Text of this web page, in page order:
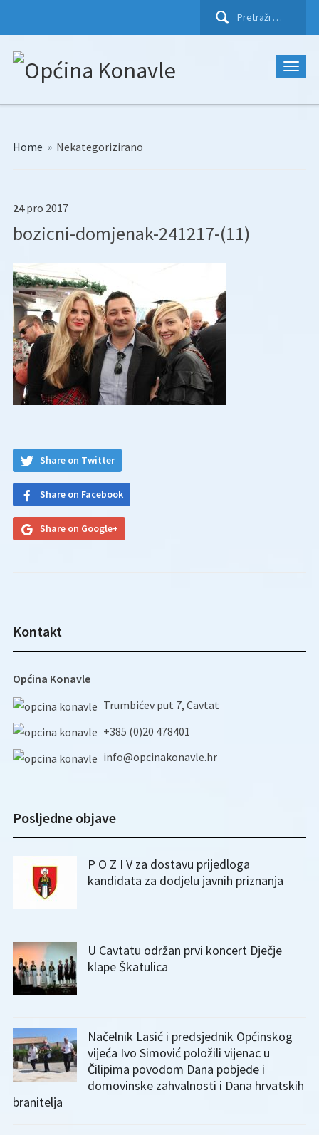
Pretraži:
Home » Nekategorizirano
24 pro 2017
bozicni-domjenak-241217-(11)
Share on Twitter
Share on Facebook
Share on Google+
Kontakt
Općina Konavle
Trumbićev put 7, Cavtat
+385 (0)20 478401
info@opcinakonavle.hr
Posljedne objave
P O Z I V za dostavu prijedloga
kandidata za dodjelu javnih priznanja
U Cavtatu održan prvi koncert Dječje
klape Škatulica
Načelnik Lasić i predsjednik Općinskog
vijeća Ivo Simović položili vijenac u
Čilipima povodom Dana pobjede i
domovinske zahvalnosti i Dana hrvatskih
branitelja